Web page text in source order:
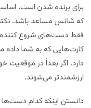
برای برنده شدن است.
که شانس مساعد باشد.
فقط دست‌های شروع
کارت‌هایی که به شما
دارد. اگر بعداً در موقعیت
ارزشمندتر می‌شوند.
دانستن اینکه کدام دست‌ها